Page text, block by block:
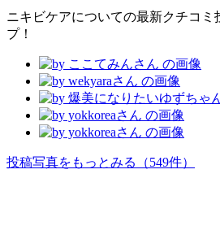
ニキビケアについての最新クチコミ
プ！
投稿写真をもっとみる （549件）